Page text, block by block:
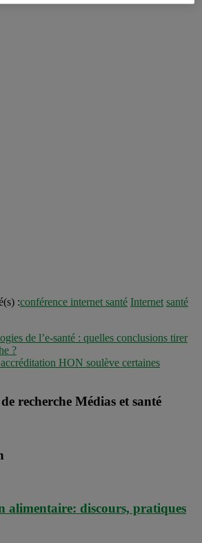
:conférence internet santé Internet santé
de l’e-santé : quelles conclusions tirer
?
HON soulève certaines
recherche Médias et santé
alimentaire: discours, pratiques